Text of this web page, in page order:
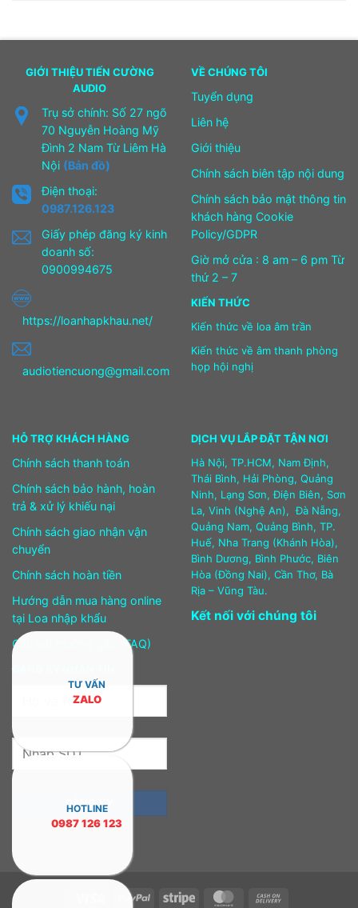
GIỚI THIỆU TIẾN CƯỜNG
AUDIO
Trụ sở chính: Số 27 ngõ
70 Nguyễn Hoàng Mỹ
Đình 2 Nam Từ Liêm Hà
Nội (Bản đồ)
Điện thoại:
0987.126.123
Giấy phép đăng ký kinh
doanh số:
0900994675
https://loanhapkhau.net/
audiotiencuong@gmail.com
VỀ CHÚNG TÔI
Tuyển dụng
Liên hệ
Giới thiệu
Chính sách biên tập nội dung
Chính sách bảo mật thông tin
khách hàng Cookie
Policy/GDPR
Giờ mở cửa : 8 am – 6 pm Từ
thứ 2 – 7
KIẾN THỨC
Kiến thức về loa âm trần
Kiến thức về âm thanh phòng
họp hội nghị
HỖ TRỢ KHÁCH HÀNG
Chính sách thanh toán
Chính sách bảo hành, hoàn
trả & xử lý khiếu nại
Chính sách giao nhận vận
chuyển
Chính sách hoàn tiền
Hướng dẫn mua hàng online
tại Loa nhập khẩu
Câu hỏi thường gặp (FAQ)
DỊCH VỤ LẮP ĐẶT TẬN NƠI
Hà Nội, TP.HCM, Nam Định,
Thái Bình, Hải Phòng, Quảng
Ninh, Lạng Sơn, Điện Biên, Sơn
La, Vinh (Nghệ An), Đà Nẵng,
Quảng Nam, Quảng Bình, TP.
Huế, Nha Trang (Khánh Hòa),
Bình Dương, Bình Phước, Biên
Hòa (Đồng Nai), Cần Thơ, Bà
Rịa – Vũng Tàu.
Kết nối với chúng tôi
PayPal Stripe MasterCard
TƯ VẤN
ZALO
HOTLINE
0987 126 123